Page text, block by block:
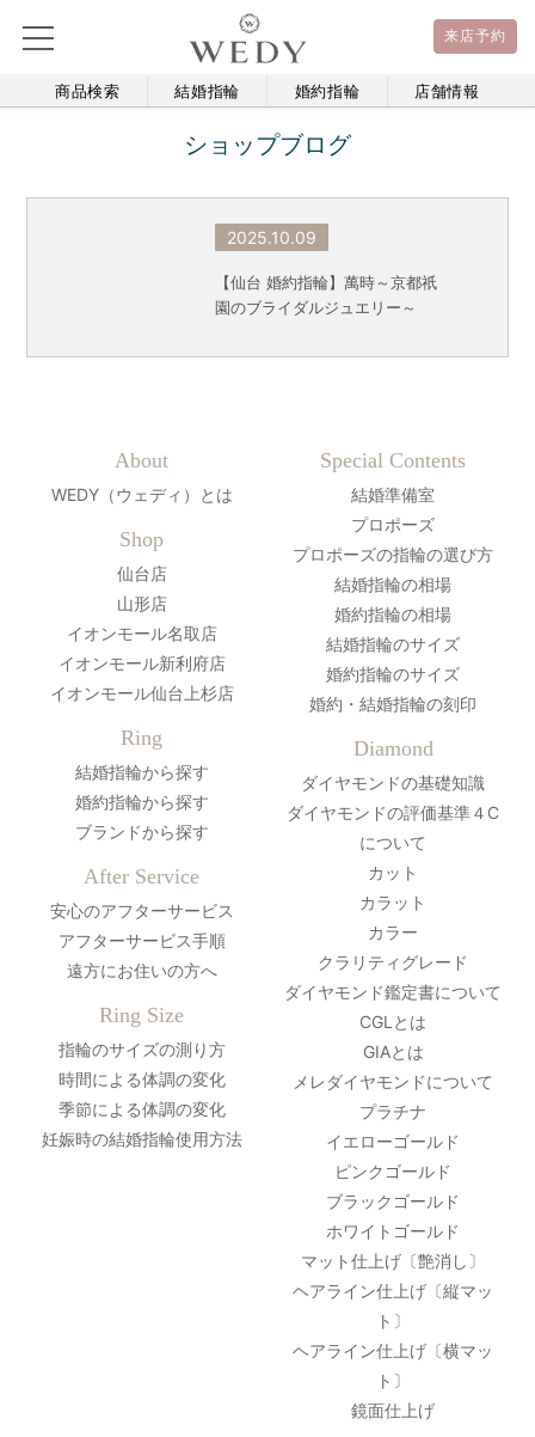
来店予約
商品検索 結婚指輪 婚約指輪 店舗情報
ショップブログ
2025.10.09
【仙台 婚約指輪】萬時～京都祇
園のブライダルジュエリー～
About
WEDY（ウェディ）とは
Shop
仙台店
山形店
イオンモール名取店
イオンモール新利府店
イオンモール仙台上杉店
Ring
結婚指輪から探す
婚約指輪から探す
ブランドから探す
After Service
安心のアフターサービス
アフターサービス手順
遠方にお住いの方へ
Ring Size
指輪のサイズの測り方
時間による体調の変化
季節による体調の変化
妊娠時の結婚指輪使用方法
Special Contents
結婚準備室
プロポーズ
プロポーズの指輪の選び方
結婚指輪の相場
婚約指輪の相場
結婚指輪のサイズ
婚約指輪のサイズ
婚約・結婚指輪の刻印
Diamond
ダイヤモンドの基礎知識
ダイヤモンドの評価基準４C
について
カット
カラット
カラー
クラリティグレード
ダイヤモンド鑑定書について
CGLとは
GIAとは
メレダイヤモンドについて
プラチナ
イエローゴールド
ピンクゴールド
ブラックゴールド
ホワイトゴールド
マット仕上げ〔艶消し〕
ヘアライン仕上げ〔縦マッ
ト〕
ヘアライン仕上げ〔横マッ
ト〕
鏡面仕上げ